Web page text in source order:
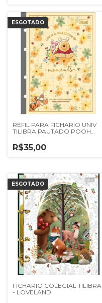
ESGOTADO
REFIL PARA FICHARIO UNIV
TILIBRA PAUTADO POOH
R$35,00
ESGOTADO
FICHARIO COLEGIAL TILIBRA
- LOVELAND